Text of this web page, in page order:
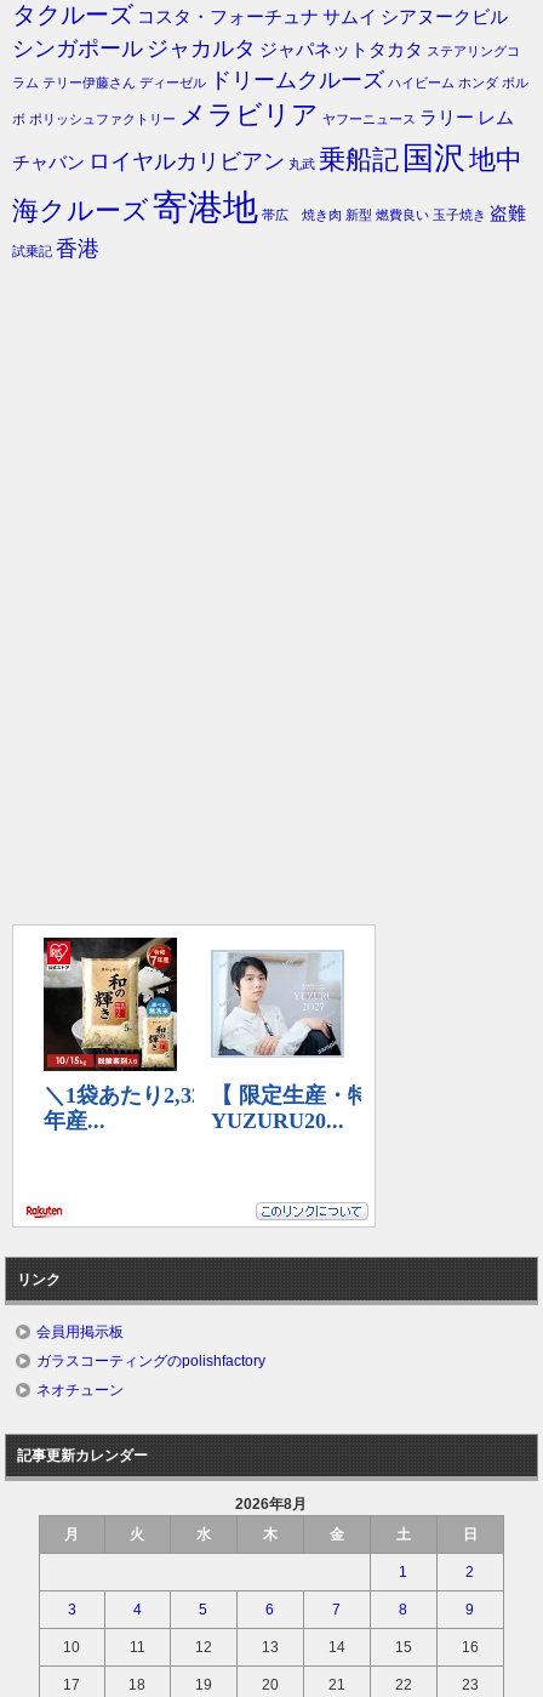
タクルーズ コスタ・フォーチュナ サムイ シアヌークビル
シンガポール ジャカルタ ジャパネットタカタ ステアリングコ
ラム テリー伊藤さん ディーゼル ドリームクルーズ ハイビーム ホンダ ボル
ボ ポリッシュファクトリー メラビリア ヤフーニュース ラリー レム
チャバン ロイヤルカリビアン 丸武 乗船記 国沢 地中
海クルーズ寄港地 帯広 焼き肉 新型 燃費良い 玉子焼き 盗難
試乗記 香港
リンク
会員用掲示板
ガラスコーティングのpolishfactory
ネオチューン
記事更新カレンダー
2026年8月
月
火 水 木 金 土 日
1 2
3 4 5 6 7 8 9
10 11 12 13 14 15 16
17 18 19 20 21 22 23